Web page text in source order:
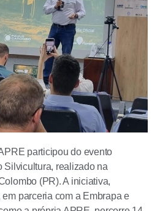
participou do evento
Silvicultura, realizado na
(PR). A iniciativa,
parceria com a Embrapa e